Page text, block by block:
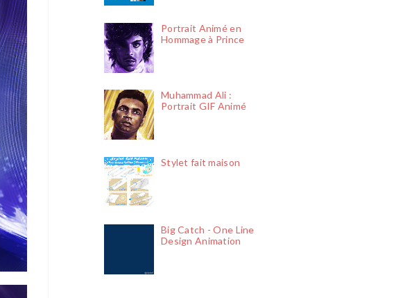
Portrait Animé en
Hommage à Prince
Muhammad Ali :
Portrait GIF Animé
Stylet fait maison
Big Catch - One Line
Design Animation